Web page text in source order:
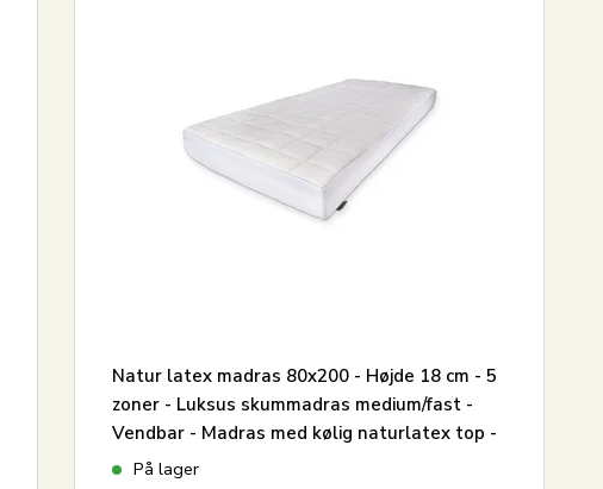
Natur latex madras 80x200 - Højde 18 cm - 5
zoner - Luksus skummadras medium/fast -
Vendbar - Madras med kølig naturlatex top -
Nature By Borg
På lager